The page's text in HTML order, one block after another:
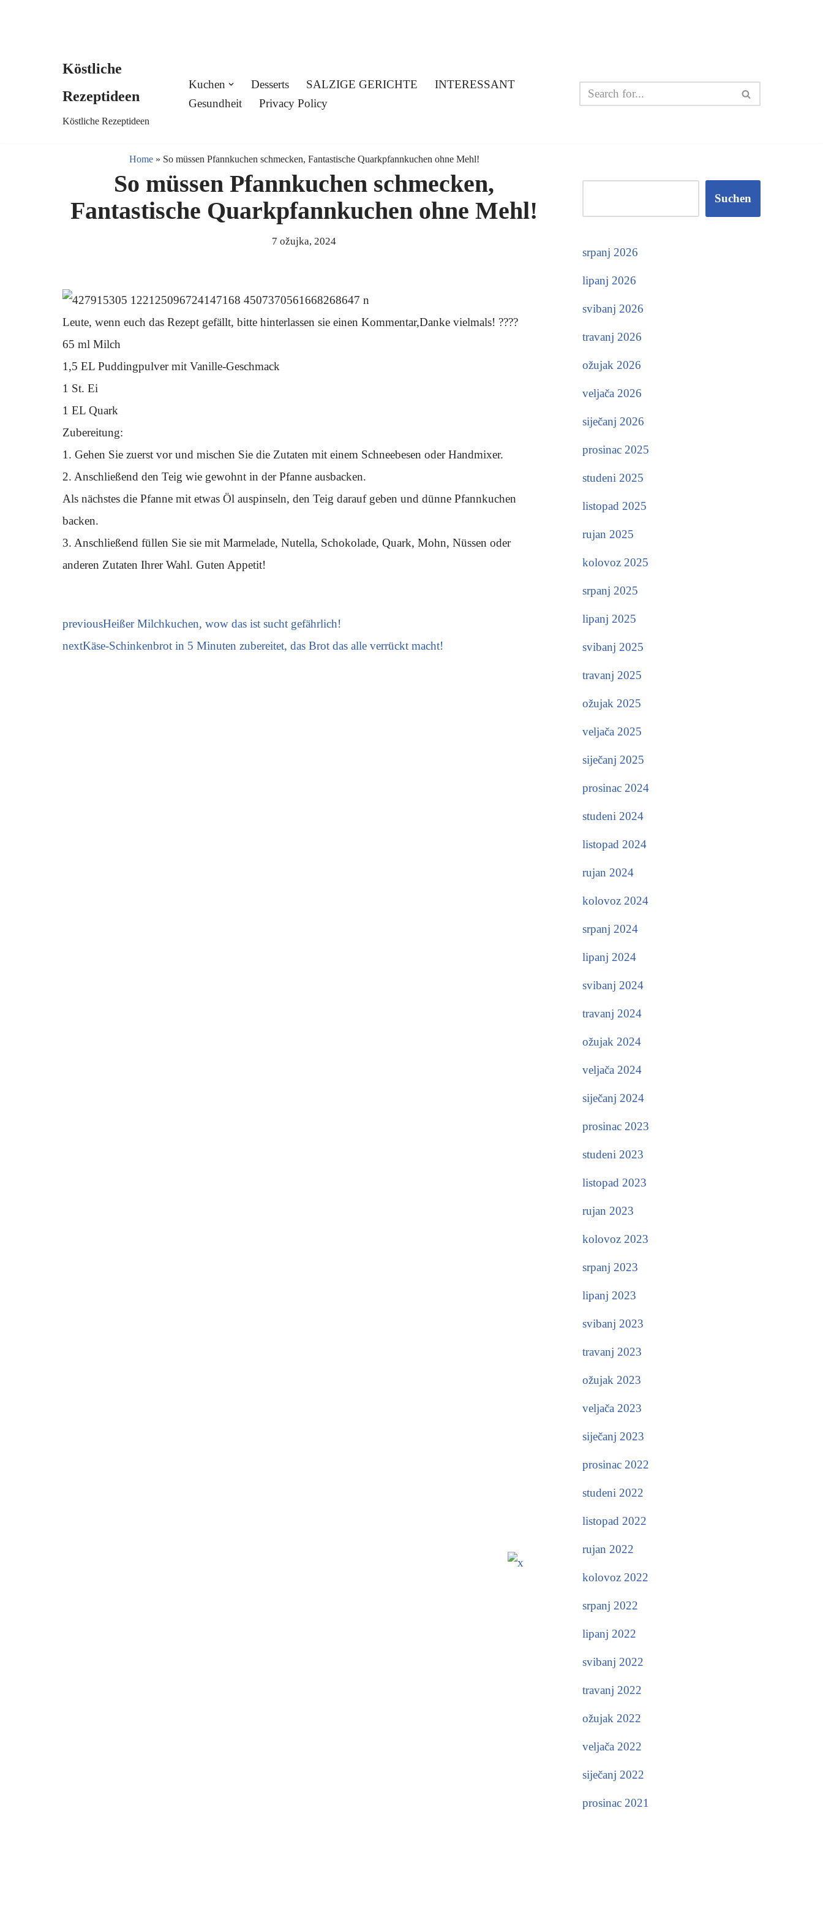
Köstliche
Rezeptideen
Köstliche Rezeptideen
Kuchen Desserts SALZIGE GERICHTE
INTERESSANT
Gesundheit
Privacy Policy
Home» So müssen Pfannkuchen schmecken, Fantastische Quarkpfannkuchen ohne Mehl!
So müssen Pfannkuchen schmecken,
Fantastische Quarkpfannkuchen ohne Mehl!
7 ožujka, 2024
Leute, wenn euch das Rezept gefällt, bitte hinterlassen sie einen Kommentar,Danke vielmals! ????
65 ml Milch
1,5 EL Puddingpulver mit Vanille-Geschmack
1 St. Ei
1 EL Quark
Zubereitung:
1. Gehen Sie zuerst vor und mischen Sie die Zutaten mit einem Schneebesen oder Handmixer.
2. Anschließend den Teig wie gewohnt in der Pfanne ausbacken.
Als nächstes die Pfanne mit etwas Öl auspinseln, den Teig darauf geben und dünne Pfannkuchen
backen.
3. Anschließend füllen Sie sie mit Marmelade, Nutella, Schokolade, Quark, Mohn, Nüssen oder
anderen Zutaten Ihrer Wahl. Guten Appetit!
previousHeißer Milchkuchen, wow das ist sucht gefährlich!
nextKäse-Schinkenbrot in 5 Minuten zubereitet, das Brot das alle verrückt macht!
Suchen
srpanj 2026
lipanj 2026
svibanj 2026
travanj 2026
ožujak 2026
veljača 2026
siječanj 2026
prosinac 2025
studeni 2025
listopad 2025
rujan 2025
kolovoz 2025
srpanj 2025
lipanj 2025
svibanj 2025
travanj 2025
ožujak 2025
veljača 2025
siječanj 2025
prosinac 2024
studeni 2024
listopad 2024
rujan 2024
kolovoz 2024
srpanj 2024
lipanj 2024
svibanj 2024
travanj 2024
ožujak 2024
veljača 2024
siječanj 2024
prosinac 2023
studeni 2023
listopad 2023
rujan 2023
kolovoz 2023
srpanj 2023
lipanj 2023
svibanj 2023
travanj 2023
ožujak 2023
veljača 2023
siječanj 2023
prosinac 2022
studeni 2022
listopad 2022
rujan 2022
kolovoz 2022
srpanj 2022
lipanj 2022
svibanj 2022
travanj 2022
ožujak 2022
veljača 2022
siječanj 2022
prosinac 2021